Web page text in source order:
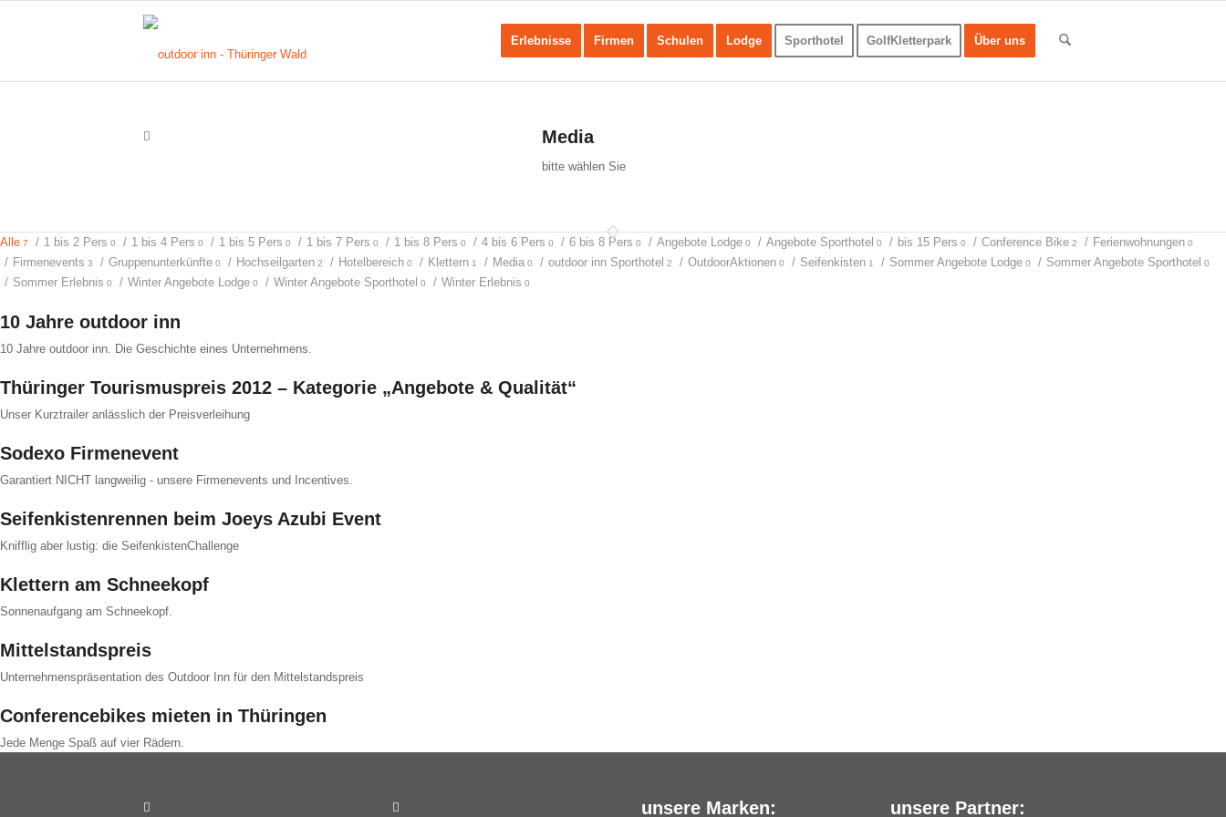
Erlebnisse Firmen Schulen Lodge Sporthotel GolfKletterpark Über uns
Media
bitte wählen Sie
Alle 7 / 1 bis 2 Pers 0 / 1 bis 4 Pers 0 / 1 bis 5 Pers 0 / 1 bis 7 Pers 0 / 1 bis 8 Pers 0 / 4 bis 6 Pers 0 / 6 bis 8 Pers 0 / Angebote Lodge 0 / Angebote Sporthotel 0 / bis 15 Pers 0 / Conference Bike 2 / Ferienwohnungen 0
/ Firmenevents 3 / Gruppenunterkünfte 0 / Hochseilgarten 2 / Hotelbereich 0 / Klettern 1 / Media 0 / outdoor inn Sporthotel 2 / OutdoorAktionen 0 / Seifenkisten 1 / Sommer Angebote Lodge 0 / Sommer Angebote Sporthotel 0
/ Sommer Erlebnis 0 / Winter Angebote Lodge 0 / Winter Angebote Sporthotel 0 / Winter Erlebnis 0
10 Jahre outdoor inn
10 Jahre outdoor inn. Die Geschichte eines Unternehmens.
Thüringer Tourismuspreis 2012 – Kategorie „Angebote & Qualität“
Unser Kurztrailer anlässlich der Preisverleihung
Sodexo Firmenevent
Garantiert NICHT langweilig - unsere Firmenevents und Incentives.
Seifenkistenrennen beim Joeys Azubi Event
Knifflig aber lustig: die SeifenkistenChallenge
Klettern am Schneekopf
Sonnenaufgang am Schneekopf.
Mittelstandspreis
Unternehmenspräsentation des Outdoor Inn für den Mittelstandspreis
Conferencebikes mieten in Thüringen
Jede Menge Spaß auf vier Rädern.
unsere Marken: unsere Partner: